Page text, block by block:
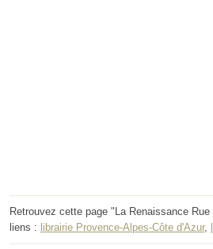
Retrouvez cette page "La Renaissance
liens : librairie Provence-Alpes-Côte d'Azur,